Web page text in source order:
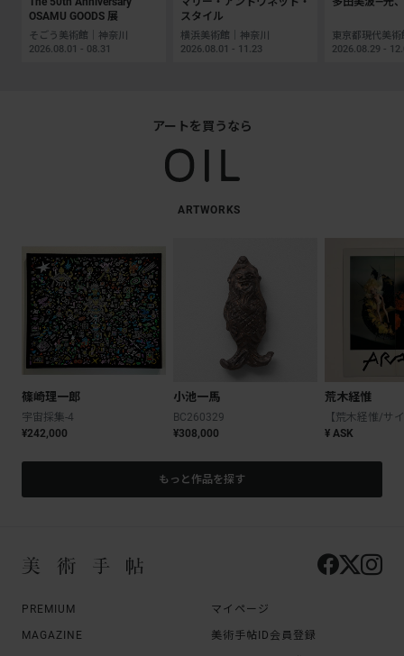
OSAMU GOODS 展
そごう美術館｜神奈川
2026.08.01 - 08.31
スタイル
横浜美術館｜神奈川
2026.08.01 - 11.23
2026.08.29 -
アートを買うなら
ARTWORKS
篠崎理一郎
宇宙採集-4
¥242,000
小池一馬
BC260329
¥308,000
荒木経惟
¥ ASK
もっと作品を探す
PREMIUM
MAGAZINE
マイページ
美術手帖ID会員登録